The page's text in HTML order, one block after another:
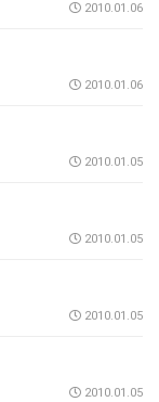
2010.01.06
2010.01.06
2010.01.05
2010.01.05
2010.01.05
2010.01.05